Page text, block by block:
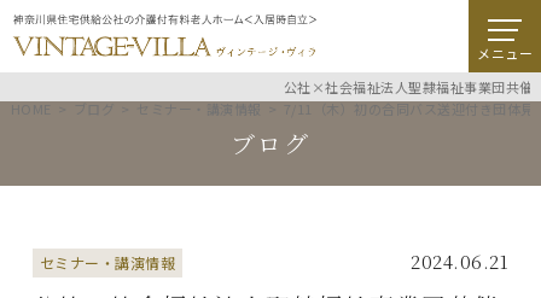
メニュー
HOME ブログ セミナー・講演情報
公社×社会福祉法人聖隷福祉事業団共催
7/11（木）初の合同バス送迎付き団体見
ブログ
セミナー・講演情報 2024.06.21